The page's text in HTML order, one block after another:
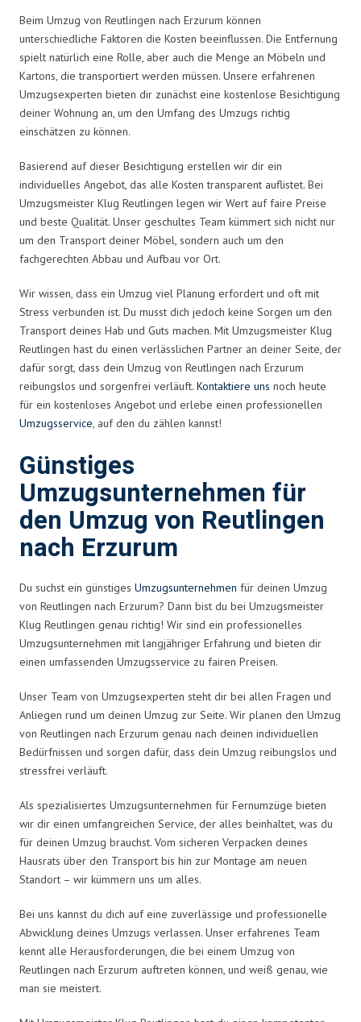
Beim Umzug von Reutlingen nach Erzurum können
unterschiedliche Faktoren die Kosten beeinflussen. Die Entfernung
spielt natürlich eine Rolle, aber auch die Menge an Möbeln und
Kartons, die transportiert werden müssen. Unsere erfahrenen
Umzugsexperten bieten dir zunächst eine kostenlose Besichtigung
deiner Wohnung an, um den Umfang des Umzugs richtig
einschätzen zu können.
Basierend auf dieser Besichtigung erstellen wir dir ein
individuelles Angebot, das alle Kosten transparent auflistet. Bei
Umzugsmeister Klug Reutlingen legen wir Wert auf faire Preise
und beste Qualität. Unser geschultes Team kümmert sich nicht nur
um den Transport deiner Möbel, sondern auch um den
fachgerechten Abbau und Aufbau vor Ort.
Wir wissen, dass ein Umzug viel Planung erfordert und oft mit
Stress verbunden ist. Du musst dich jedoch keine Sorgen um den
Transport deines Hab und Guts machen. Mit Umzugsmeister Klug
Reutlingen hast du einen verlässlichen Partner an deiner Seite, der
dafür sorgt, dass dein Umzug von Reutlingen nach Erzurum
reibungslos und sorgenfrei verläuft. Kontaktiere uns noch heute
für ein kostenloses Angebot und erlebe einen professionellen
Umzugsservice, auf den du zählen kannst!
Günstiges
Umzugsunternehmen für
den Umzug von Reutlingen
nach Erzurum
Du suchst ein günstiges Umzugsunternehmen für deinen Umzug
von Reutlingen nach Erzurum? Dann bist du bei Umzugsmeister
Klug Reutlingen genau richtig! Wir sind ein professionelles
Umzugsunternehmen mit langjähriger Erfahrung und bieten dir
einen umfassenden Umzugsservice zu fairen Preisen.
Unser Team von Umzugsexperten steht dir bei allen Fragen und
Anliegen rund um deinen Umzug zur Seite. Wir planen den Umzug
von Reutlingen nach Erzurum genau nach deinen individuellen
Bedürfnissen und sorgen dafür, dass dein Umzug reibungslos und
stressfrei verläuft.
Als spezialisiertes Umzugsunternehmen für Fernumzüge bieten
wir dir einen umfangreichen Service, der alles beinhaltet, was du
für deinen Umzug brauchst. Vom sicheren Verpacken deines
Hausrats über den Transport bis hin zur Montage am neuen
Standort – wir kümmern uns um alles.
Bei uns kannst du dich auf eine zuverlässige und professionelle
Abwicklung deines Umzugs verlassen. Unser erfahrenes Team
kennt alle Herausforderungen, die bei einem Umzug von
Reutlingen nach Erzurum auftreten können, und weiß genau, wie
man sie meistert.